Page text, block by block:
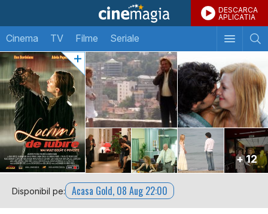
DESCARCA
APLICATIA
Cinema TV Filme Seriale
+ 12
Disponibil pe: Acasa Gold, 08 Aug 22:00